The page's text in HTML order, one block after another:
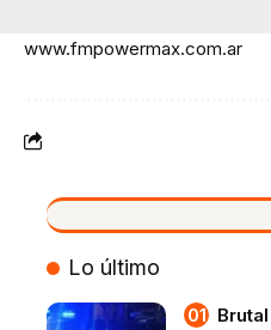
www.fmpowermax.com.ar
VIVO
Lo último